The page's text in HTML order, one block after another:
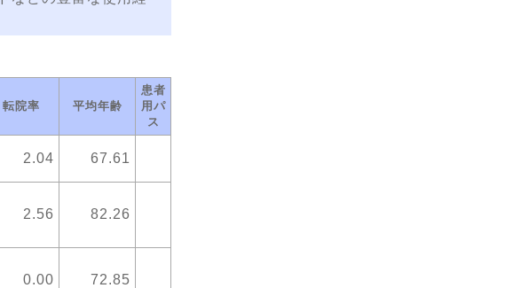
転院率 平均年齢
患者
用パ
ス
2.04 67.61
2.56 82.26
0.00 72.85